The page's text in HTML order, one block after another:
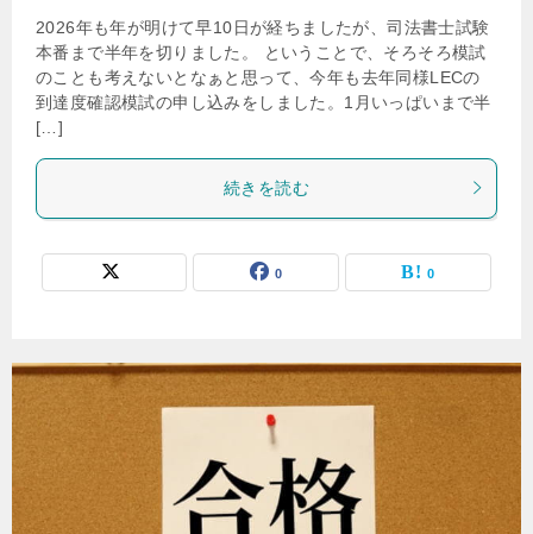
2026年も年が明けて早10日が経ちましたが、司法書士試験
本番まで半年を切りました。 ということで、そろそろ模試
のことも考えないとなぁと思って、今年も去年同様LECの
到達度確認模試の申し込みをしました。1月いっぱいまで半
[…]
続きを読む
0 0